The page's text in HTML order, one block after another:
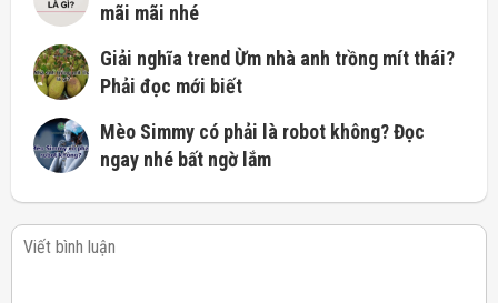
mãi mãi nhé
Giải nghĩa trend Ừm nhà anh trồng mít thái?
Phải đọc mới biết
Mèo Simmy có phải là robot không? Đọc
ngay nhé bất ngờ lắm